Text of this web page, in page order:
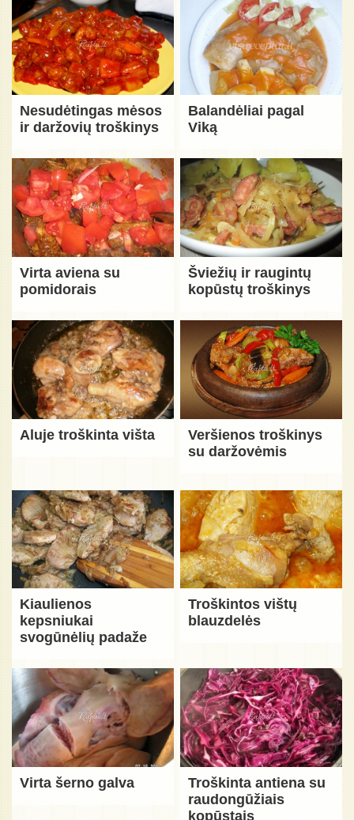
Nesudėtingas mėsos
ir daržovių troškinys
Balandėliai pagal
Viką
Virta aviena su
pomidorais
Šviežių ir raugintų
kopūstų troškinys
Aluje troškinta višta
Veršienos troškinys
su daržovėmis
Kiaulienos
kepsniukai
svogūnėlių padaže
Troškintos vištų
blauzdelės
Virta šerno galva
Troškinta antiena su
raudongūžiais
kopūstais